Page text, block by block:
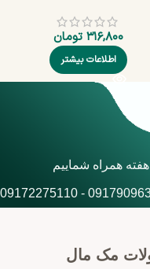
۳۱۶,۸۰۰ تومان
اطلاعات بیشتر
09179096397 -
مک مال